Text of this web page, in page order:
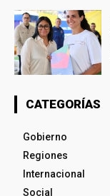
CATEGORÍAS
Gobierno
Regiones
Internacional
Social